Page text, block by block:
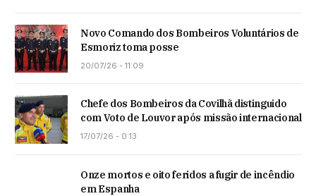
Novo Comando dos Bombeiros Voluntários de
Esmoriz toma posse
20/07/26 - 11:09
Chefe dos Bombeiros da Covilhã distinguido
com Voto de Louvor após missão internacional
17/07/26 - 0:13
Onze mortos e oito feridos a fugir de incêndio
em Espanha